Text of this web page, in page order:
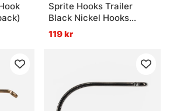
Sprite Hooks Trailer
Black Nickel Hooks
S1970 25-pack
119 kr